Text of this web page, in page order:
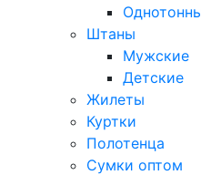
Штаны
Мужские
Детские
Жилеты
Куртки
Полотенца
Сумки оптом